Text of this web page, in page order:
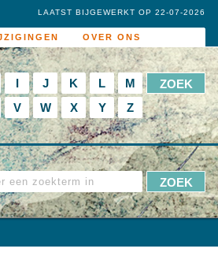
OVER ONS
LAATST BIJGEWERKT OP 22-07-2026
I J K L
M
V W X Y Z